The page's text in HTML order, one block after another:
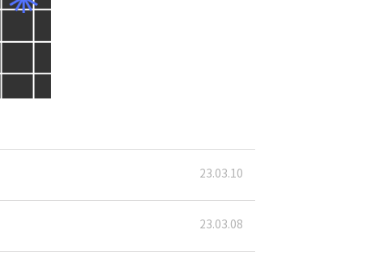
23.03.10
23.03.08